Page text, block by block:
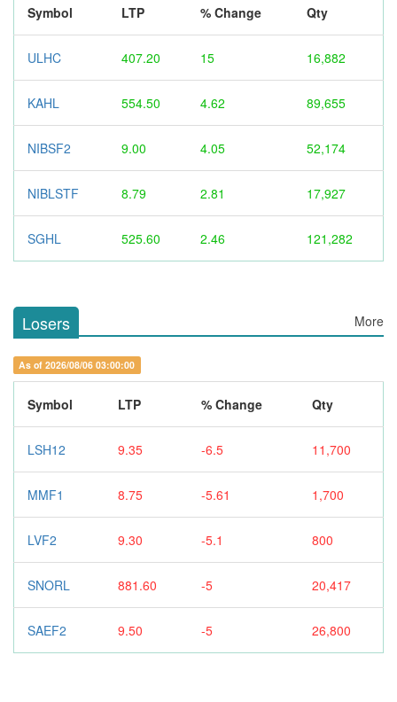
Symbol LTP % Change Qty
ULHC 407.20 15 16,882
KAHL 554.50 4.62 89,655
NIBSF2 9.00 4.05 52,174
NIBLSTF 8.79 2.81 17,927
SGHL 525.60 2.46 121,282
Losers More
As of 2026/08/06 03:00:00
Symbol LTP % Change Qty
LSH12 9.35 -6.5 11,700
MMF1 8.75 -5.61 1,700
LVF2 9.30 -5.1 800
SNORL 881.60 -5 20,417
SAEF2 9.50 -5 26,800